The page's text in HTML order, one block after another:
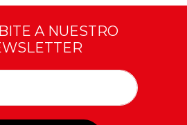
A NUESTRO